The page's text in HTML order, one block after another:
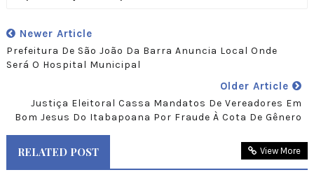
Newer Article
Prefeitura De São João Da Barra Anuncia Local Onde
Será O Hospital Municipal
Older Article
Justiça Eleitoral Cassa Mandatos De Vereadores Em
Bom Jesus Do Itabapoana Por Fraude À Cota De Gênero
RELATED POST View More